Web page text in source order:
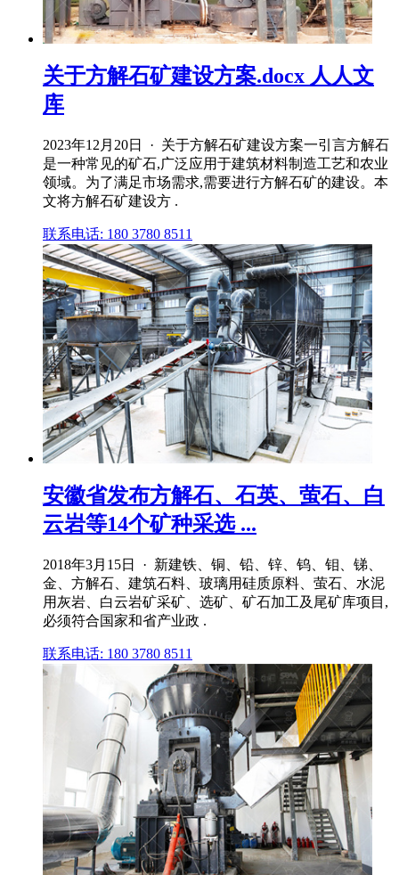
关于方解石矿建设方案.docx 人人文
库
2023年12月20日 · 关于方解石矿建设方案一引言方解石
是一种常见的矿石,广泛应用于建筑材料制造工艺和农业
领域。为了满足市场需求,需要进行方解石矿的建设。本
文将方解石矿建设方 .
联系电话: 180 3780 8511
安徽省发布方解石、石英、萤石、白
云岩等14个矿种采选 ...
2018年3月15日 · 新建铁、铜、铅、锌、钨、钼、锑、
金、方解石、建筑石料、玻璃用硅质原料、萤石、水泥
用灰岩、白云岩矿采矿、选矿、矿石加工及尾矿库项目,
必须符合国家和省产业政 .
联系电话: 180 3780 8511